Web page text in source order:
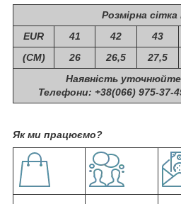
Розмірна сітка
EUR
41 42 43
(СМ)
26 26,5 27,5
Наявність
Телефони: +38(066) 975-37-
Як ми працюємо?